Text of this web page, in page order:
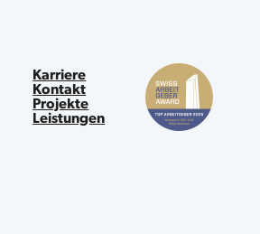
Karriere
Kontakt
Projekte
Leistungen